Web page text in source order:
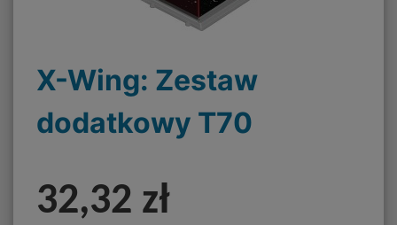
X-Wing: Zestaw
dodatkowy T70
32,32 zł